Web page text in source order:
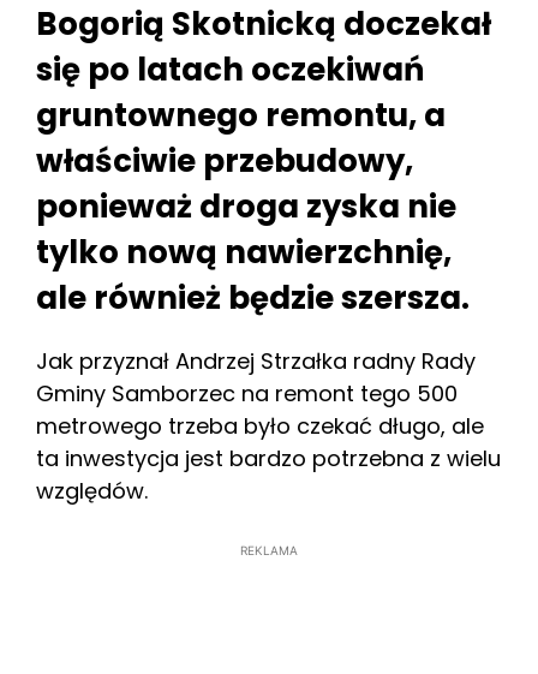
Bogorią Skotnicką doczekał
się po latach oczekiwań
gruntownego remontu, a
właściwie przebudowy,
ponieważ droga zyska nie
tylko nową nawierzchnię,
ale również będzie szersza.
Jak przyznał Andrzej Strzałka radny Rady
Gminy Samborzec na remont tego 500
metrowego trzeba było czekać długo, ale
ta inwestycja jest bardzo potrzebna z wielu
względów.
REKLAMA